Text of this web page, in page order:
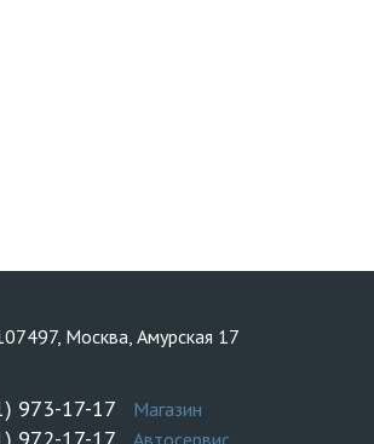
Москва, Амурская 17
973-17-17 Магазин
Автосервис